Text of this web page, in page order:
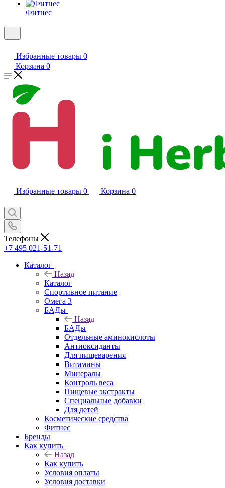
Фитнес
Избранные товары 0
Корзина 0
Избранные товары 0 Корзина 0
Телефоны
+7 495 021-51-71
Каталог
Назад
Каталог
Спортивное питание
Омега 3
БАДы
Назад
БАДы
Отдельные аминокислоты
Антиоксиданты
Для пищеварения
Витамины
Минералы
Контроль веса
Пищевые экстракты
Специальные добавки
Для детей
Косметические средства
Фитнес
Бренды
Как купить
Назад
Как купить
Условия оплаты
Условия доставки